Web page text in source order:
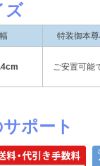
ズ
幅 特装御本
ご安置可能
ポート